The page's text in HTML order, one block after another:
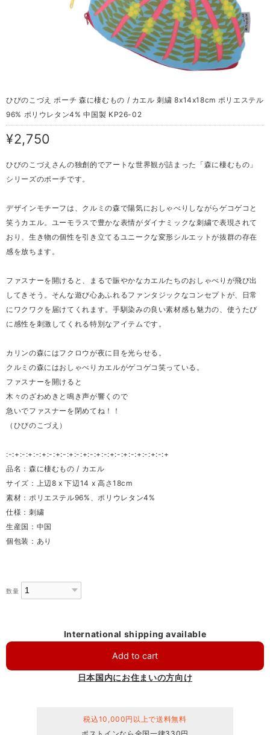
ひびのこづえ ポーチ 森に棲むもの / カエル 刺繍 8x14x18cm ポリエステル
96% ポリウレタン4% 中国製 KP26-02
¥2,750
ひびのこづえさんの独創的でアートな世界観が詰まった「森に棲むもの」
シリーズのポーチです。
デザインモチーフは、クルミの森で陽気におしゃべりしながらゲコゲコと
笑うカエル。ユーモラスで豊かな表情がダイナミックな刺繍で表現されて
おり、生き物の個性を引き立てるユニークな変形シルエットが抜群の存在
感を放ちます。
ファスナーを開けると、まるで賑やかなカエルたちのおしゃべりが飛び出
してきそう。そんな遊び心あふれるファンタジックなコンセプトが、日常
にワクワクを届けてくれます。手馴染みの良い素材感も魅力の、使うたび
に感性を刺激してくれる特別なアイテムです。
カリンの森にはフクロウが夜に目を光らせる。
クルミの森にはおしゃべりカエルがゲコゲコ笑っている。
ファスナーを開けると
木々のざわめきと鳴き声が響くので
急いでファスナーを閉めてね！！
（ひびのこづえ）
:-:+:-:+:-:+:-:+:-:+:-:+:-:+:-:+:-:+:-:+:-:+:-:+
品名：森に棲むもの / カエル
サイズ：上辺8 x 下辺14 x 高さ18cm
素材：ポリエステル96%、ポリウレタン4%
仕様：刺繍
生産国：中国
個包装：あり
数量
International shipping available
Add to cart
日本国内にお住まいの方向け
税込10,000円以上で送料無料